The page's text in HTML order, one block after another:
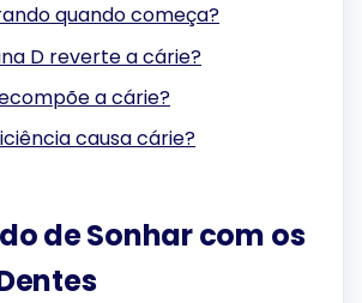
quando começa?
D reverte a cárie?
a cárie?
causa cárie?
de Sonhar com os